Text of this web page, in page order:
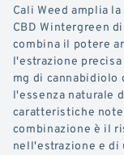
Cali Weed amplia
CBD Wintergreen
combina il potere
l'estrazione
mg di cannabidiolo
l'essenza naturale
caratteristiche
combinazione è il
nell'estrazione e di